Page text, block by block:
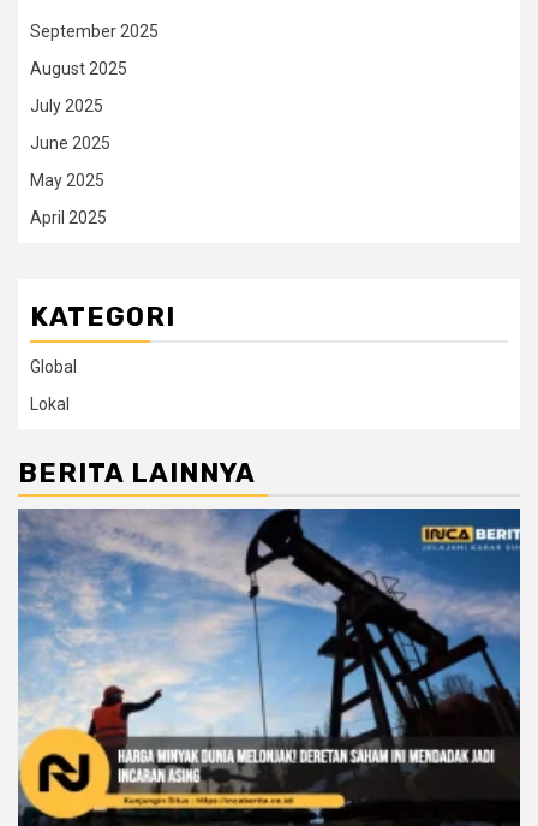
September 2025
August 2025
July 2025
June 2025
May 2025
April 2025
KATEGORI
Global
Lokal
BERITA LAINNYA